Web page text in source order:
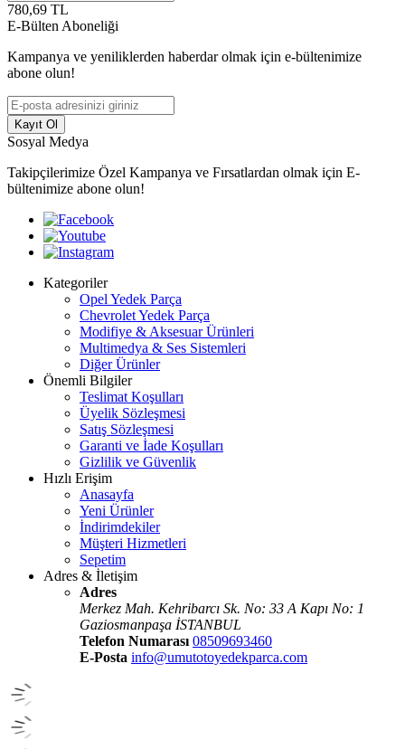
780,69 TL
E-Bülten Aboneliği
Kampanya ve yeniliklerden haberdar olmak için e-bültenimize
abone olun!
Kayıt Ol
Sosyal Medya
Takipçilerimize Özel Kampanya ve Fırsatlardan olmak için E-
bültenimize abone olun!
Kategoriler
Opel Yedek Parça
Chevrolet Yedek Parça
Modifiye & Aksesuar Ürünleri
Multimedya & Ses Sistemleri
Diğer Ürünler
Önemli Bilgiler
Teslimat Koşulları
Üyelik Sözleşmesi
Satış Sözleşmesi
Garanti ve İade Koşulları
Gizlilik ve Güvenlik
Hızlı Erişim
Anasayfa
Yeni Ürünler
İndirimdekiler
Müşteri Hizmetleri
Sepetim
Adres & İletişim
Adres
Merkez Mah. Kehribarcı Sk. No: 33 A Kapı No: 1
Gaziosmanpaşa İSTANBUL
Telefon Numarası 08509693460
E-Posta info@umutotoyedekparca.com